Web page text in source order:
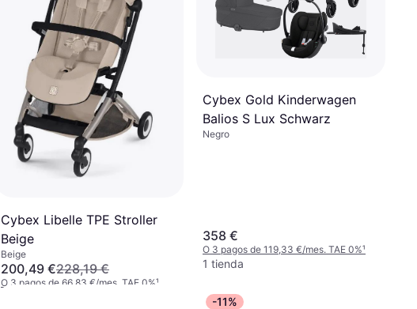
Cybex Libelle TPE Stroller
Beige
Beige
200,49 €228,19 €
O 3 pagos de 66,83 €/mes. TAE 0%¹
Cybex Gold Kinderwagen
Balios S Lux Schwarz
Negro
358 €
O 3 pagos de 119,33 €/mes. TAE 0%¹
1 tienda
-11%